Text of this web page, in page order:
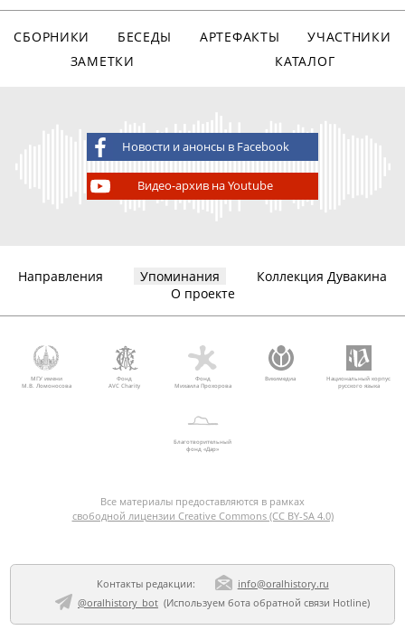
СБОРНИКИ БЕСЕДЫ АРТЕФАКТЫ
УЧАСТНИКИ
ЗАМЕТКИ
КАТАЛОГ
Новости и анонсы в Facebook
Видео-архив на Youtube
Направления Упоминания
Коллекция Дувакина
О проекте
МГУ имени
М.В. Ломоносова
Фонд
AVC Charity
Фонд
Михаила Прохорова
Викимедиа
Национальный корпус
русского языка
Благотворительный
фонд «Дар»
Все материалы предоставляются в рамках
свободной лицензии Creative Commons (CC BY-SA 4.0)
Контакты редакции:
info@oralhistory.ru
@oralhistory_bot(Используем бота обратной связи Hotline)